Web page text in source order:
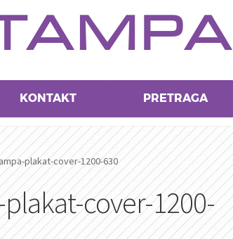
KONTAKT PRETRAGA
plakat-cover-1200-630
cover-1200-